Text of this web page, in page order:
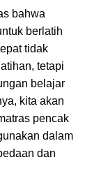
bahwa
berlatih
tidak
tetapi
belajar
kita akan
pencak
dalam
dan